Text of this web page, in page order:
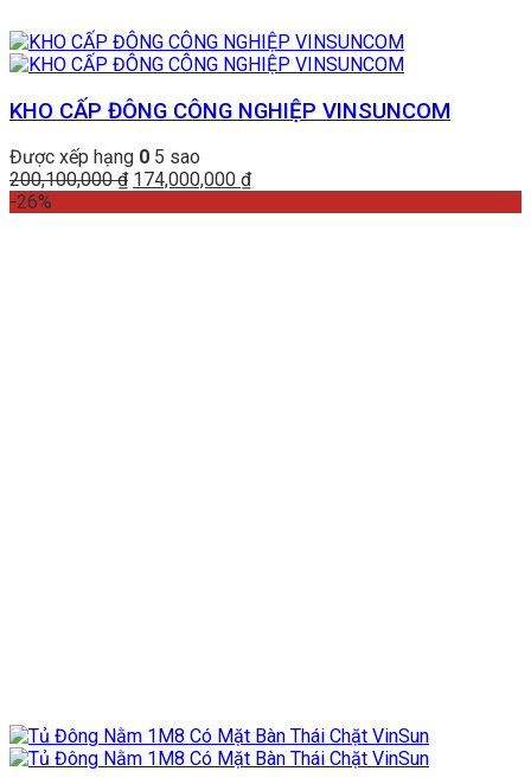
KHO CẤP ĐÔNG CÔNG NGHIỆP VINSUNCOM
Được xếp hạng 0 5 sao
200,100,000₫ Giá
174,000,000 ₫Giá
-26%